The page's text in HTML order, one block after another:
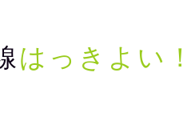
はっきよい！